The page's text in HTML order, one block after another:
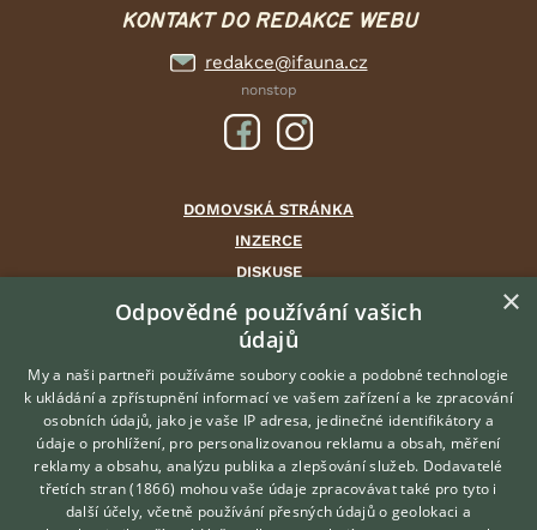
KONTAKT DO REDAKCE WEBU
redakce@ifauna.cz
nonstop
DOMOVSKÁ STRÁNKA
INZERCE
DISKUSE
ČLÁNKY
CHOVATELSKÉ STANICE
VÝBĚR VHODNÉHO PLEMENE
O nás
Kontakt
Možnosti zvýraznění inzerátů
Hledáte zvířecího kamaráda?
Zdarma vám poradí
×
Odpovědné používání vašich
údajů
My a naši partneři používáme soubory cookie a podobné technologie
k ukládání a zpřístupnění informací ve vašem zařízení a ke zpracování
osobních údajů, jako je vaše IP adresa, jedinečné identifikátory a
údaje o prohlížení, pro personalizovanou reklamu a obsah, měření
reklamy a obsahu, analýzu publika a zlepšování služeb. Dodavatelé
třetích stran (1866) mohou vaše údaje zpracovávat také pro tyto i
další účely, včetně používání přesných údajů o geolokaci a